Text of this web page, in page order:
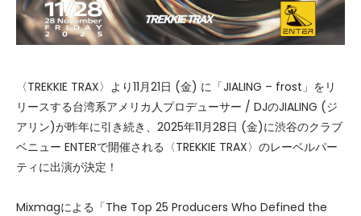
〈TREKKIE TRAX〉より11月21日 (金) に「JIALING – frost」をリ
リースする台湾系アメリカ人プロデューサー / DJのJIALING (ジ
アリン)が昨年に引き続き、2025年11月28日 (金)に渋谷のクラブ
ベニュー ENTERで開催される〈TREKKIE TRAX〉のレーベルパー
ティに出演が決定！
Mixmagによる「The Top 25 Producers Who Defined the